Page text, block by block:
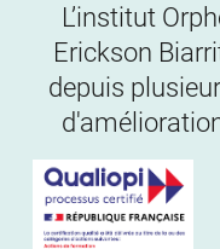
L’institut
Erickson
depuis